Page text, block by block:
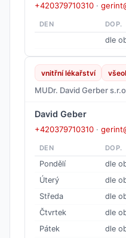
+420379710310 ·
DEN DOP.
dle
vnitřní lékařství
MUDr. David Gerber s.r.o
David Geber
+420379710310 ·
DEN DOP.
Pondělí
dle
Úterý
dle
Středa
dle
Čtvrtek
dle
Pátek
dle